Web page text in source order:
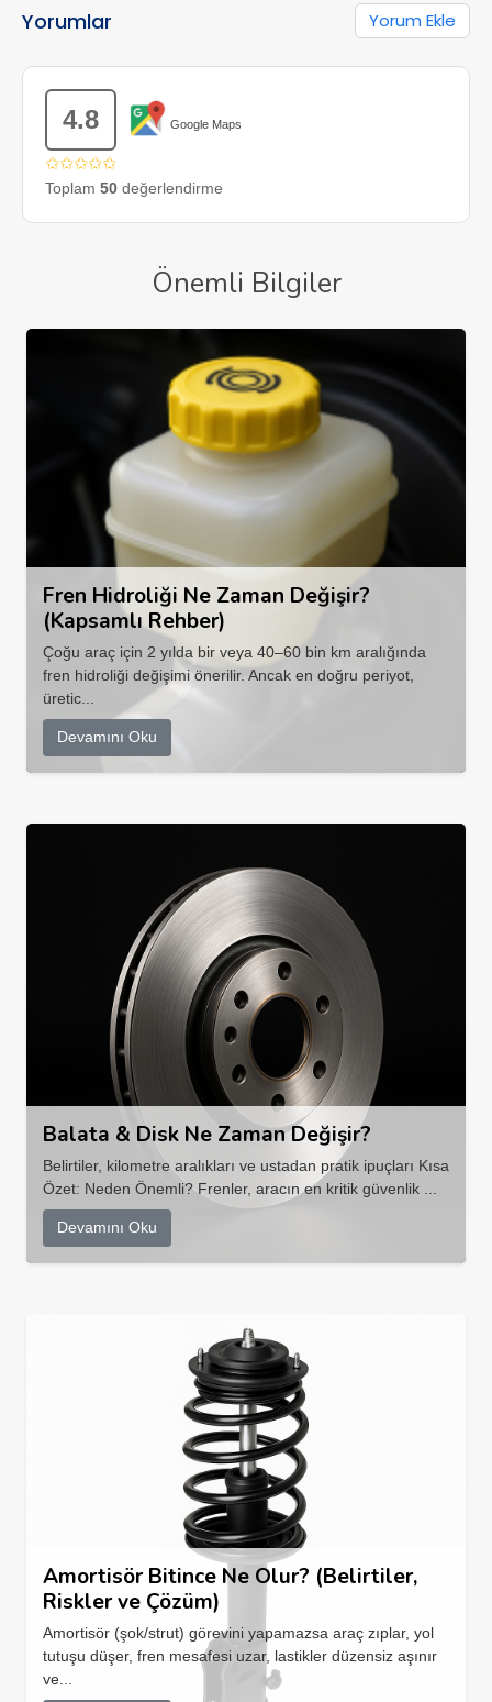
Yorumlar Yorum Ekle
4.8 Google Maps
✩✩✩✩✩
Toplam 50 değerlendirme
Önemli Bilgiler
Fren Hidroliği Ne Zaman Değişir?
(Kapsamlı Rehber)
Çoğu araç için 2 yılda bir veya 40–60 bin km aralığında
fren hidroliği değişimi önerilir. Ancak en doğru periyot,
üretic...
Devamını Oku
Balata & Disk Ne Zaman Değişir?
Belirtiler, kilometre aralıkları ve ustadan pratik ipuçları Kısa
Özet: Neden Önemli? Frenler, aracın en kritik güvenlik ...
Devamını Oku
Amortisör Bitince Ne Olur? (Belirtiler,
Riskler ve Çözüm)
Amortisör (şok/strut) görevini yapamazsa araç zıplar, yol
tutuşu düşer, fren mesafesi uzar, lastikler düzensiz aşınır
ve...